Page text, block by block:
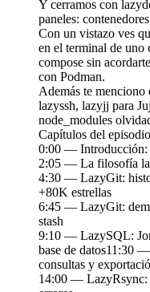
Y cerramos con
paneles:
Con un vistazo ves
en el terminal de uno
compose sin
con Podman.
Además te menciono
lazyssh, lazyjj para
node_modules
Capítulos del
0:00 — Introducción:
2:05 — La filosofía
4:30 — LazyGit:
+80K estrellas
6:45 — LazyGit:
stash
9:10 — LazySQL:
base de datos11:30
consultas y
14:00 — LazyRsync: